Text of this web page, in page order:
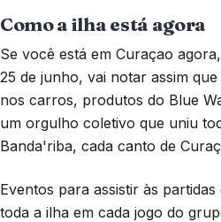
Como a ilha está agora
Se você está em Curaçao
25 de junho, vai notar assim
nos carros, produtos do Blue
um orgulho coletivo que uniu
Banda'riba, cada canto de
Eventos para assistir às
toda a ilha em cada jogo do